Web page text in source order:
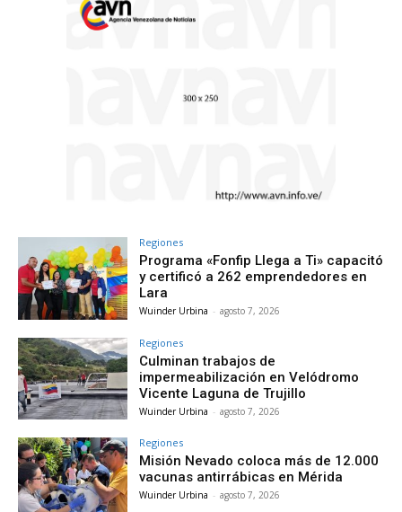
Regiones
Programa «Fonfip Llega a Ti» capacitó
y certificó a 262 emprendedores en
Lara
Wuinder Urbina - agosto 7, 2026
Regiones
Culminan trabajos de
impermeabilización en Velódromo
Vicente Laguna de Trujillo
Wuinder Urbina - agosto 7, 2026
Regiones
Misión Nevado coloca más de 12.000
vacunas antirrábicas en Mérida
Wuinder Urbina - agosto 7, 2026